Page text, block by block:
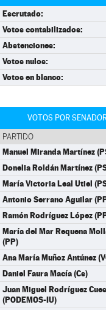
Escrutado:
Votos contabilizados:
Abstenciones:
Votos nulos:
Votos en blanco:
VOTOS POR
PARTIDO
Manuel Miranda Martínez
Donelia Roldán Martínez
María Victoria Leal Utiel
Antonio Serrano Aguilar
Ramón Rodríguez López
María del Mar Requena
(PP)
Ana María Muñoz Antúnez
Daniel Faura Macía (Cs)
Juan Miguel Rodríguez
(PODEMOS-IU)